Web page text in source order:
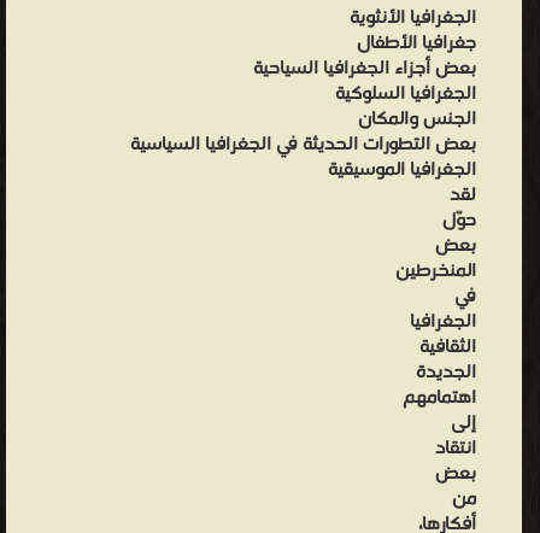
الجغرافيا الأنثوية
جغرافيا الأطفال
بعض أجزاء الجغرافيا السياحية
الجغرافيا السلوكية
الجنس والمكان
بعض التطورات الحديثة في الجغرافيا السياسية
الجغرافيا الموسيقية
لقد
حوّل
بعض
المنخرطين
في
الجغرافيا
الثقافية
الجديدة
اهتمامهم
إلى
انتقاد
بعض
من
أفكارها،